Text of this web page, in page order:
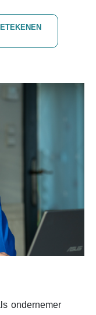
ondernemer